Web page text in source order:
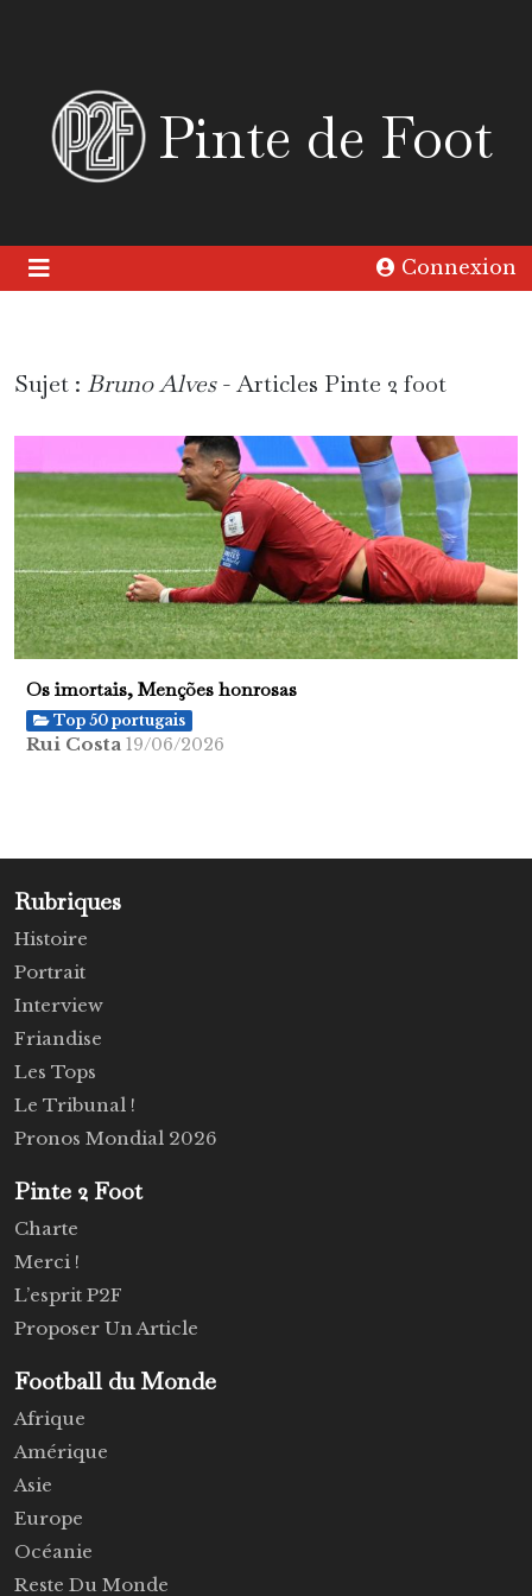
Pinte de Foot
Connexion
Sujet : Bruno Alves- Articles Pinte 2 foot
Os imortais, Menções honrosas
Top 50 portugais
Rui Costa 19/06/2026
Rubriques
Histoire
Portrait
Interview
Friandise
Les Tops
Le Tribunal !
Pronos Mondial 2026
Pinte 2 Foot
Charte
Merci !
L’esprit P2F
Proposer Un Article
Football du Monde
Afrique
Amérique
Asie
Europe
Océanie
Reste Du Monde